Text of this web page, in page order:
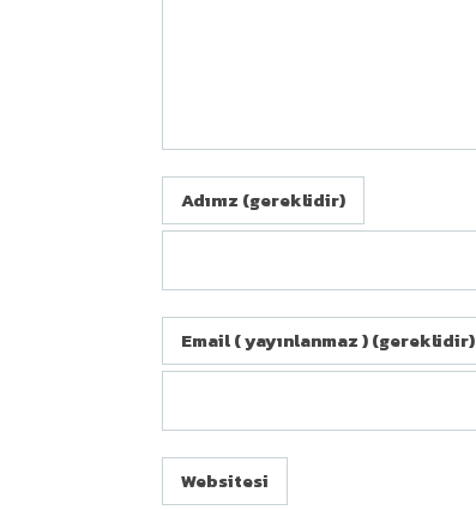
Adınız (gereklidir)
Email ( yayınlanmaz ) (gereklidir)
Websitesi
BIZE ULAŞIN